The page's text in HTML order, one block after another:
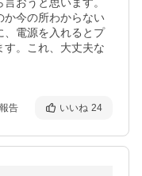
か今の所わからない
、電源を入れるとプ
す。これ、大丈夫な
告 いいね 24